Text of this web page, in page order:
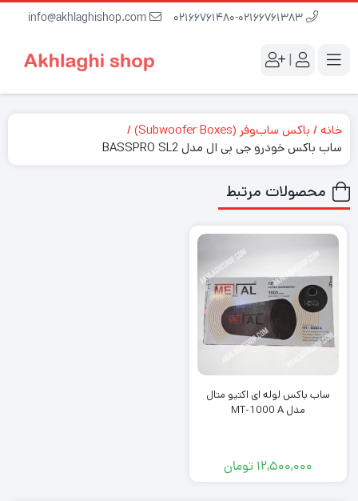
|
خانه
باکس ساب‌وفر (Subwoofer Boxes)
ساب باکس خودرو جی بی ال مدل BASSPRO SL2
محصولات مرتبط
ساب باکس لوله ای اکتیو متال
مدل MT-1000 A
12,500,000 تومان